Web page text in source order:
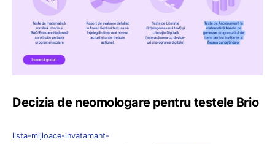
Decizia de neomologare pentru testele Brio
lista-mijloace-invatamant-